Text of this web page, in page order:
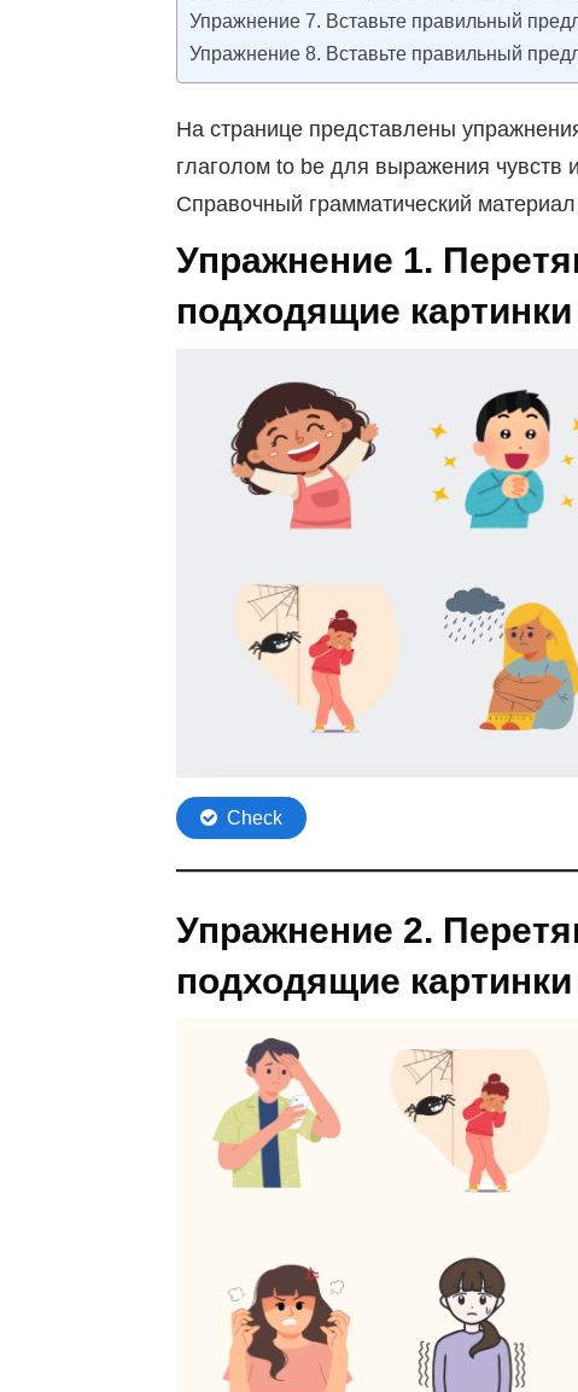
Упражнение 7. Вставьте правильный
Упражнение 8. Вставьте правильный
На странице представлены
глаголом to be для выражения чувств
Справочный грамматический
Упражнение 1.
подходящие картинки
Упражнение 2.
подходящие картинки